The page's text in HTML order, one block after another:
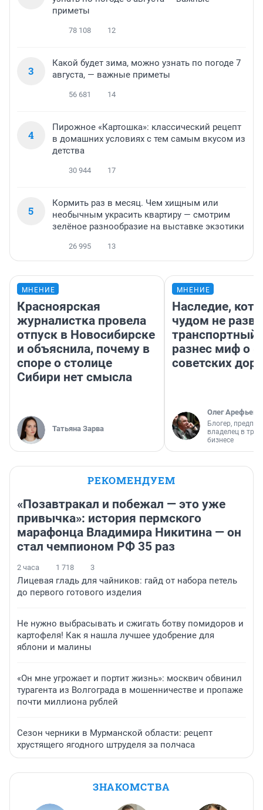
приметы
78 108 12
3
Какой будет зима, можно узнать по погоде 7
августа, — важные приметы
56 681 14
4
Пирожное «Картошка»: классический рецепт
в домашних условиях с тем самым вкусом из
детства
30 944 17
5
Кормить раз в месяц. Чем хищным или
необычным украсить квартиру — смотрим
зелёное разнообразие на выставке экзотики
26 995 13
МНЕНИЕ
Красноярская
журналистка провела
отпуск в Новосибирске
и объяснила, почему в
споре о столице
Сибири нет смысла
Татьяна Зарва
МНЕНИЕ
Наследие,
чудом не
транспортный
разнес миф о
советских
Олег Арефьев
Блогер,
владелец в
бизнесе
РЕКОМЕНДУЕМ
«Позавтракал и побежал — это уже
привычка»: история пермского
марафонца Владимира Никитина — он
стал чемпионом РФ 35 раз
2 часа 1 718 3
Лицевая гладь для чайников: гайд от набора петель
до первого готового изделия
Не нужно выбрасывать и сжигать ботву помидоров и
картофеля! Как я нашла лучшее удобрение для
яблони и малины
«Он мне угрожает и портит жизнь»: москвич обвинил
турагента из Волгограда в мошенничестве и пропаже
почти миллиона рублей
Сезон черники в Мурманской области: рецепт
хрустящего ягодного штруделя за полчаса
ЗНАКОМСТВА